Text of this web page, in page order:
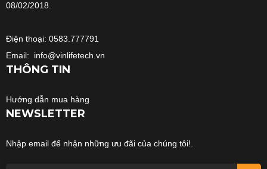
08/02/2018.
Điện thoại: 0583.777791
Email: info@vinlifetech.vn
THÔNG TIN
Hướng dẫn mua hàng
NEWSLETTER
Nhập email để nhận những ưu đãi của chúng tôi!.